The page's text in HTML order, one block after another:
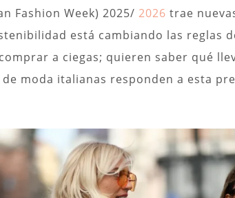
Fashion Week) 2025/ 2026 trae
está cambiando las reglas
a ciegas; quieren saber qué
moda italianas responden a esta